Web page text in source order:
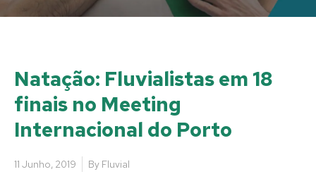
Natação: Fluvialistas em 18
finais no Meeting
Internacional do Porto
11 Junho, 2019 By Fluvial